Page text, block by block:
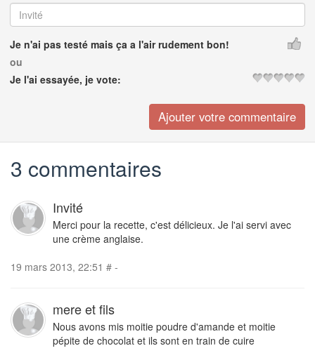
Je n'ai pas testé mais ça a l'air rudement bon!
ou
Je l'ai essayée, je vote:
3 commentaires
Invité
Merci pour la recette, c'est délicieux. Je l'ai servi avec
une crème anglaise.
19 mars 2013, 22:51 # -
mere et fils
Nous avons mis moitie poudre d'amande et moitie
pépite de chocolat et ils sont en train de cuire